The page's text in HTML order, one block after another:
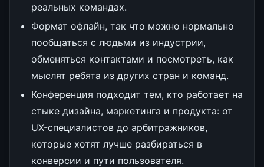
реальных командах.
Формат офлайн, так что можно нормально
пообщаться с людьми из индустрии,
обменяться контактами и посмотреть, как
мыслят ребята из других стран и команд.
Конференция подходит тем, кто работает на
стыке дизайна, маркетинга и продукта: от
UX-специалистов до арбитражников,
которые хотят лучше разбираться в
конверсии и пути пользователя.